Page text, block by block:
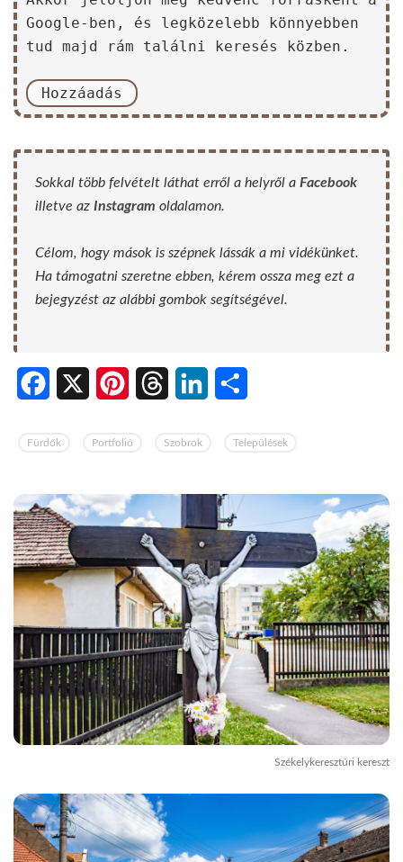
Google-ben, és legközelebb könnyebben
tud majd rám találni keresés közben.
Hozzáadás
Sokkal több felvételt láthat erről a helyről a Facebook
illetve az Instagram oldalamon.
Célom, hogy mások is szépnek lássák a mi vidékünket.
Ha támogatni szeretne ebben, kérem ossza meg ezt a
bejegyzést az alábbi gombok segítségével.
Facebook PinterestThreads LinkedIn
Fürdők Portfolió Szobrok Települések
Székelykeresztúri kereszt